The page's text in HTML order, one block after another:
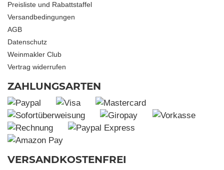
Preisliste und Rabattstaffel
Versandbedingungen
AGB
Datenschutz
Weinmakler Club
Vertrag widerrufen
ZAHLUNGSARTEN
VERSANDKOSTENFREI